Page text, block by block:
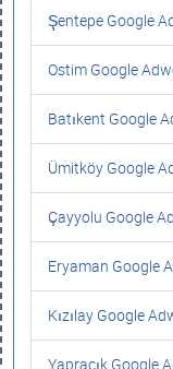
Şentepe Google
Ostim Google
Batıkent Google
Ümitköy Google
Çayyolu Google
Eryaman Google
Kızılay Google
Yapracık Google